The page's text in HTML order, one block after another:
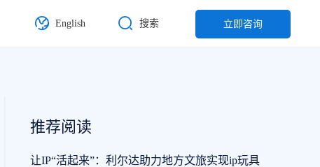
English 搜索 立即咨询
推荐阅读
让IP“活起来”：利尔达助力地方文旅实现ip玩具